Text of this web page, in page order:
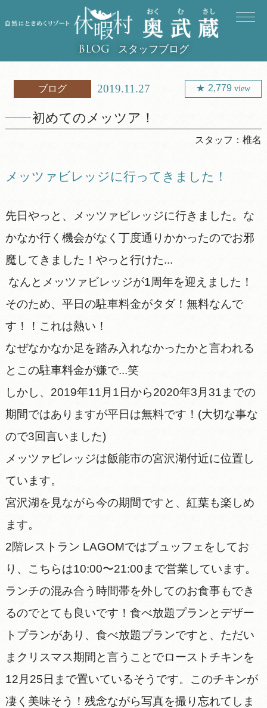
BLOG スタッフブログ
ブログ 2019.11.27 2,779view
初めてのメッツア！
スタッフ：椎名
メッツァビレッジに行ってきました！
先日やっと、メッツァビレッジに行きました。な
かなか行く機会がなく丁度通りかかったのでお邪
魔してきました！やっと行けた...
なんとメッツァビレッジが1周年を迎えました！
そのため、平日の駐車料金がタダ！無料なんで
す！！これは熱い！
なぜなかなか足を踏み入れなかったかと言われる
とこの駐車料金が嫌で...笑
しかし、2019年11月1日から2020年3月31までの
期間ではありますが平日は無料です！(大切な事な
ので3回言いました)
メッツァビレッジは飯能市の宮沢湖付近に位置し
ています。
宮沢湖を見ながら今の期間ですと、紅葉も楽しめ
ます。
2階レストラン LAGOMではブュッフェをしてお
り、こちらは10:00〜21:00まで営業しています。
ランチの混み合う時間帯を外してのお食事もでき
るのでとても良いです！食べ放題プランとデザー
トプランがあり、食べ放題プランですと、ただい
まクリスマス期間と言うことでローストチキンを
12月25日まで置いているそうです。このチキンが
凄く美味そう！残念ながら写真を撮り忘れてしま